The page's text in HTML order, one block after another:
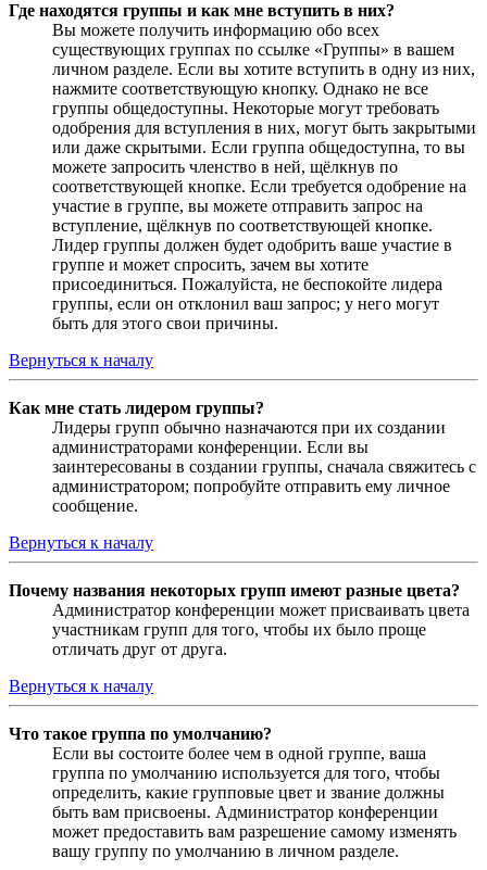
Где находятся группы и как мне вступить в них?
Вы можете получить информацию обо всех
существующих группах по ссылке «Группы» в вашем
личном разделе. Если вы хотите вступить в одну из них,
нажмите соответствующую кнопку. Однако не все
группы общедоступны. Некоторые могут требовать
одобрения для вступления в них, могут быть закрытыми
или даже скрытыми. Если группа общедоступна, то вы
можете запросить членство в ней, щёлкнув по
соответствующей кнопке. Если требуется одобрение на
участие в группе, вы можете отправить запрос на
вступление, щёлкнув по соответствующей кнопке.
Лидер группы должен будет одобрить ваше участие в
группе и может спросить, зачем вы хотите
присоединиться. Пожалуйста, не беспокойте лидера
группы, если он отклонил ваш запрос; у него могут
быть для этого свои причины.
Вернуться к началу
Как мне стать лидером группы?
Лидеры групп обычно назначаются при их создании
администраторами конференции. Если вы
заинтересованы в создании группы, сначала свяжитесь с
администратором; попробуйте отправить ему личное
сообщение.
Вернуться к началу
Почему названия некоторых групп имеют разные цвета?
Администратор конференции может присваивать цвета
участникам групп для того, чтобы их было проще
отличать друг от друга.
Вернуться к началу
Что такое группа по умолчанию?
Если вы состоите более чем в одной группе, ваша
группа по умолчанию используется для того, чтобы
определить, какие групповые цвет и звание должны
быть вам присвоены. Администратор конференции
может предоставить вам разрешение самому изменять
вашу группу по умолчанию в личном разделе.